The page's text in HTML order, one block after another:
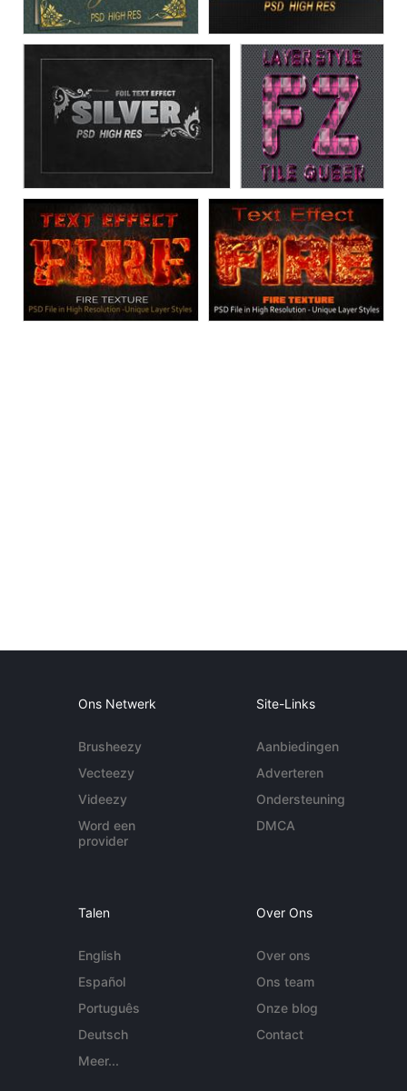
Ons Netwerk
Brusheezy
Vecteezy
Videezy
Word een
provider
Site-Links
Aanbiedingen
Adverteren
Ondersteuning
DMCA
Talen
English
Español
Português
Deutsch
Meer...
Over Ons
Over ons
Ons team
Onze blog
Contact